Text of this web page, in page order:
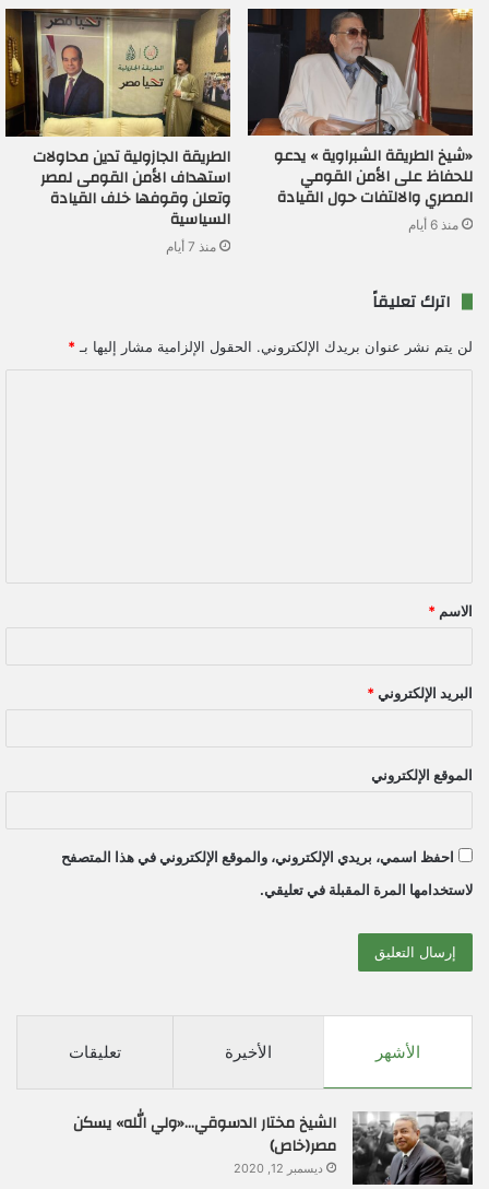
«شيخ الطريقة الشبراوية » يدعو
للحفاظ على الأمن القومي
المصري والالتفات حول القيادة
منذ 6 أيام
الطريقة الجازولية تدين محاولات
استهداف الأمن القومى لمصر
وتعلن وقوفها خلف القيادة
السياسية
منذ 7 أيام
اترك تعليقاً
لن يتم نشر عنوان بريدك الإلكتروني. الحقول الإلزامية مشار إليها بـ *
ق
*
الاسم *
البريد الإلكتروني *
الموقع الإلكتروني
احفظ اسمي، بريدي الإلكتروني، والموقع الإلكتروني في هذا المتصفح
لاستخدامها المرة المقبلة في تعليقي.
الأشهر الأخيرة تعليقات
الشيخ مختار الدسوقي…«ولي الله» يسكن
مصر(خاص)
ديسمبر 12, 2020